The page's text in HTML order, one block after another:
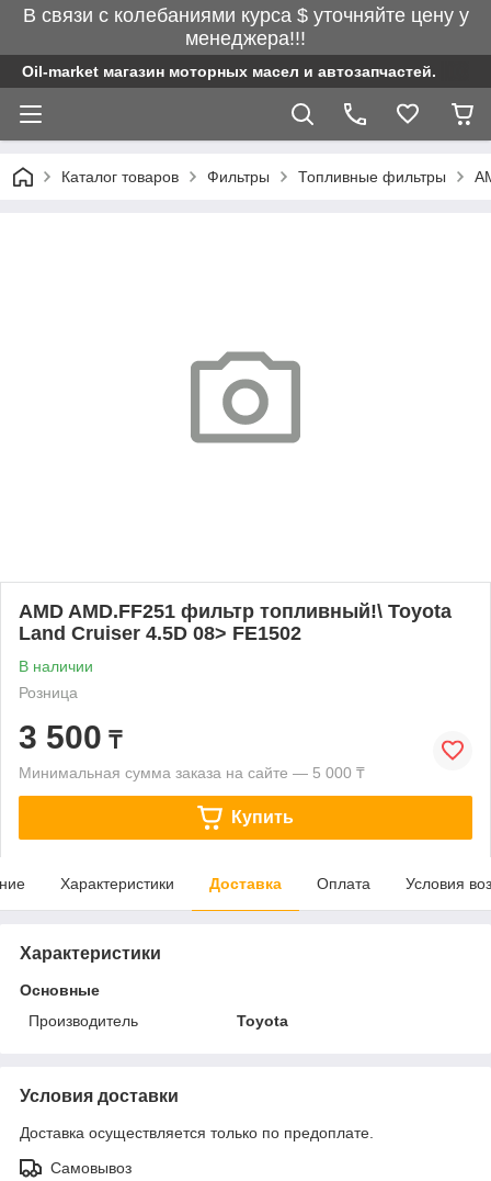
В связи с колебаниями курса $ уточняйте цену у
менеджера!!!
Oil-market магазин моторных масел и автозапчастей.
Каталог товаров Фильтры Топливные фильтры
AMD AMD.FF251 фильтр топливный!\ Toyota
Land Cruiser 4.5D 08> FE1502
В наличии
Розница
3 500 ₸
Минимальная сумма заказа на сайте — 5 000 ₸
Купить
Характеристики Доставка Оплата Условия
Характеристики
Основные
Производитель
Toyota
Условия доставки
Доставка осуществляется только по предоплате.
Самовывоз